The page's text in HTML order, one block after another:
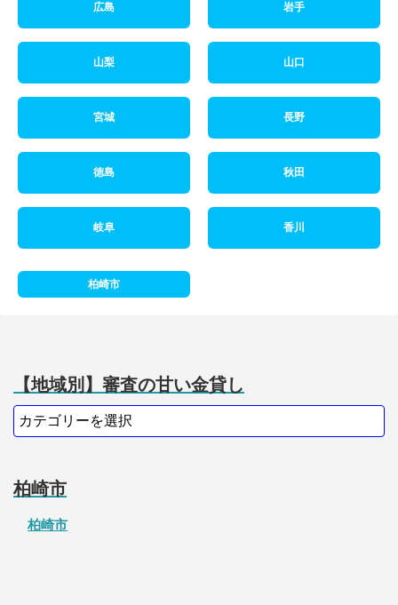
広島 岩手
山梨 山口
宮城 長野
徳島 秋田
岐阜 香川
柏崎市
【地域別】審査の甘い金貸し
柏崎市
柏崎市